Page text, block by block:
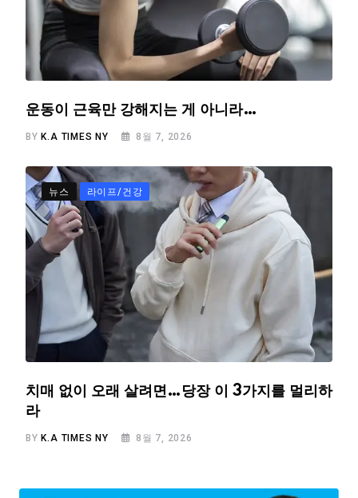
운동이 근육만 강해지는 게 아니라…
BY K.A TIMES NY 8월 7, 2026
뉴스 라이프/건강
치매 없이 오래 살려면…당장 이 3가지를 멀리하
라
BYK.A TIMES NY 8월 7, 2026